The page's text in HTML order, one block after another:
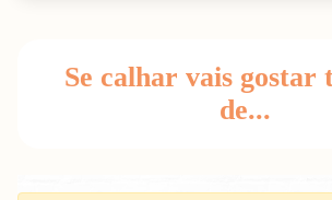
Se calhar vais gostar
de...